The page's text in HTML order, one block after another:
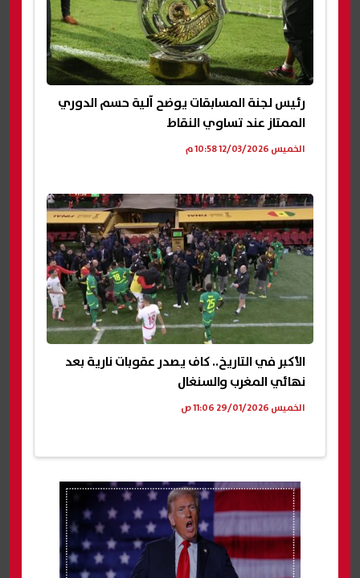
رئيس لجنة المسابقات يوضح آلية حسم الدوري
الممتاز عند تساوي النقاط
الخميس 12/03/2026 10:58 م
الأكبر في التاريخ.. كاف يصدر عقوبات نارية بعد
نهائي المغرب والسنغال
الخميس 29/01/2026 11:06 ص